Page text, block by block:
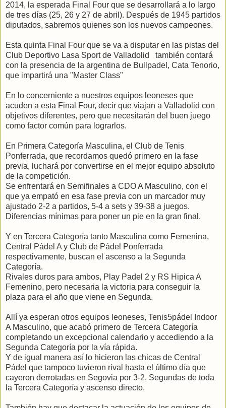
2014, la esperada Final Four que se desarrollará a lo largo
de tres días (25, 26 y 27 de abril). Después de 1945 partidos
diputados, sabremos quienes son los nuevos campeones.
Esta quinta Final Four que se va a disputar en las pistas del
Club Deportivo Lasa Sport de Valladolid también contará
con la presencia de la argentina de Bullpadel, Cata Tenorio,
que impartirá una "Master Class"
En lo concerniente a nuestros equipos leoneses que
acuden a esta Final Four, decir que viajan a Valladolid con
objetivos diferentes, pero que necesitarán del buen juego
como factor común para lograrlos.
En Primera Categoría Masculina, el Club de Tenis
Ponferrada, que recordamos quedó primero en la fase
previa, luchará por convertirse en el mejor equipo absoluto
de la competición.
Se enfrentará en Semifinales a CDO A Masculino, con el
que ya empató en esa fase previa con un marcador muy
ajustado 2-2 a partidos, 5-4 a sets y 39-38 a juegos.
Diferencias mínimas para poner un pie en la gran final.
Y en Tercera Categoría tanto Masculina como Femenina,
Central Pádel A y Club de Pádel Ponferrada
respectivamente, buscan el ascenso a la Segunda
Categoría.
Rivales duros para ambos, Play Padel 2 y RS Hipica A
Femenino, pero necesaria la victoria para conseguir la
plaza para el año que viene en Segunda.
Allí ya esperan otros equipos leoneses, Tenis5pádel Indoor
A Masculino, que acabó primero de Tercera Categoría
completando un excepcional calendario y accediendo a la
Segunda Categoría por la vía rápida.
Y de igual manera así lo hicieron las chicas de Central
Pádel que tampoco tuvieron rival hasta el último día que
cayeron derrotadas en Segovia por 3-2. Segundas de toda
la Tercera Categoría y ascenso directo.